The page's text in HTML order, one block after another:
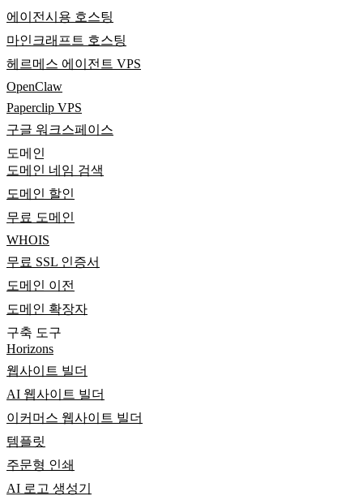
에이전시용 호스팅
마인크래프트 호스팅
헤르메스 에이전트 VPS
OpenClaw
Paperclip VPS
구글 워크스페이스
도메인
도메인 네임 검색
도메인 할인
무료 도메인
WHOIS
무료 SSL 인증서
도메인 이전
도메인 확장자
구축 도구
Horizons
웹사이트 빌더
AI 웹사이트 빌더
이커머스 웹사이트 빌더
템플릿
주문형 인쇄
AI 로고 생성기